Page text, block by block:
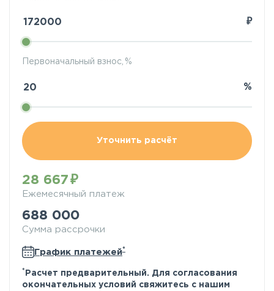
₽
Первоначальный взнос, %
%
Уточнить расчёт
28 667
Ежемесячный платеж
688 000
Сумма рассрочки
График платежей*
* Расчет предварительный. Для согласования
окончательных условий свяжитесь с нашим